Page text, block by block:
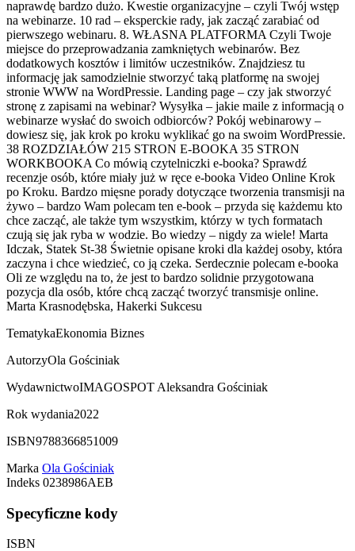
naprawdę bardzo dużo. Kwestie organizacyjne – czyli Twój wstęp
na webinarze. 10 rad – eksperckie rady, jak zacząć zarabiać od
pierwszego webinaru. 8. WŁASNA PLATFORMA Czyli Twoje
miejsce do przeprowadzania zamkniętych webinarów. Bez
dodatkowych kosztów i limitów uczestników. Znajdziesz tu
informację jak samodzielnie stworzyć taką platformę na swojej
stronie WWW na WordPressie. Landing page – czy jak stworzyć
stronę z zapisami na webinar? Wysyłka – jakie maile z informacją o
webinarze wysłać do swoich odbiorców? Pokój webinarowy –
dowiesz się, jak krok po kroku wyklikać go na swoim WordPressie.
38 ROZDZIAŁÓW 215 STRON E-BOOKA 35 STRON
WORKBOOKA Co mówią czytelniczki e-booka? Sprawdź
recenzje osób, które miały już w ręce e-booka Video Online Krok
po Kroku. Bardzo mięsne porady dotyczące tworzenia transmisji na
żywo – bardzo Wam polecam ten e-book – przyda się każdemu kto
chce zacząć, ale także tym wszystkim, którzy w tych formatach
czują się jak ryba w wodzie. Bo wiedzy – nigdy za wiele! Marta
Idczak, Statek St-38 Świetnie opisane kroki dla każdej osoby, która
zaczyna i chce wiedzieć, co ją czeka. Serdecznie polecam e-booka
Oli ze względu na to, że jest to bardzo solidnie przygotowana
pozycja dla osób, które chcą zacząć tworzyć transmisje online.
Marta Krasnodębska, Hakerki Sukcesu
TematykaEkonomia Biznes
AutorzyOla Gościniak
WydawnictwoIMAGOSPOT Aleksandra Gościniak
Rok wydania2022
ISBN9788366851009
Marka Ola Gościniak
Indeks 0238986AEB
Specyficzne kody
ISBN